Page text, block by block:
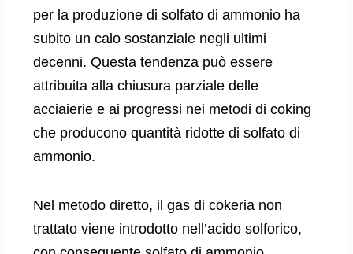
per la produzione di solfato di ammonio ha
subito un calo sostanziale negli ultimi
decenni. Questa tendenza può essere
attribuita alla chiusura parziale delle
acciaierie e ai progressi nei metodi di coking
che producono quantità ridotte di solfato di
ammonio.
Nel metodo diretto, il gas di cokeria non
trattato viene introdotto nell’acido solforico,